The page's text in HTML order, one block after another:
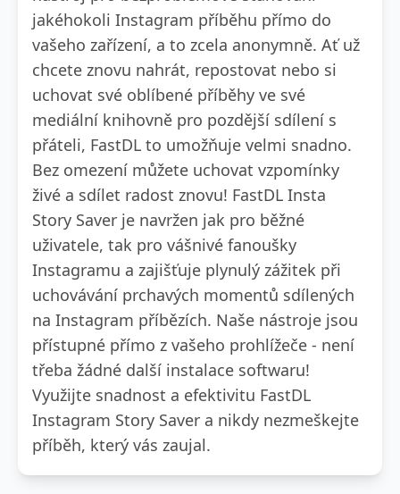
jakéhokoli Instagram příběhu přímo do
vašeho zařízení, a to zcela anonymně. Ať už
chcete znovu nahrát, repostovat nebo si
uchovat své oblíbené příběhy ve své
mediální knihovně pro pozdější sdílení s
přáteli, FastDL to umožňuje velmi snadno.
Bez omezení můžete uchovat vzpomínky
živé a sdílet radost znovu! FastDL Insta
Story Saver je navržen jak pro běžné
uživatele, tak pro vášnivé fanoušky
Instagramu a zajišťuje plynulý zážitek při
uchovávání prchavých momentů sdílených
na Instagram příbězích. Naše nástroje jsou
přístupné přímo z vašeho prohlížeče - není
třeba žádné další instalace softwaru!
Využijte snadnost a efektivitu FastDL
Instagram Story Saver a nikdy nezmeškejte
příběh, který vás zaujal.